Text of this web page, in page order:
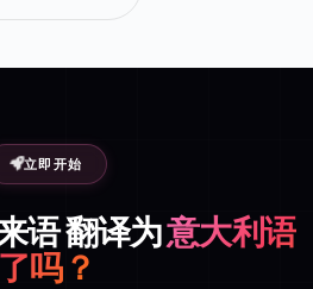
立即开始
语 翻译为意大利语
了吗？